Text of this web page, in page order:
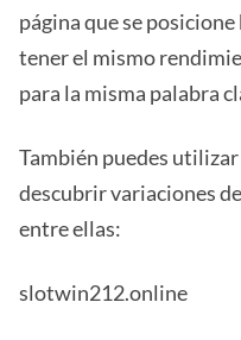
página que se
tener el mismo
para la misma palabra
También puedes utilizar
descubrir variaciones
entre ellas:
slotwin212.online